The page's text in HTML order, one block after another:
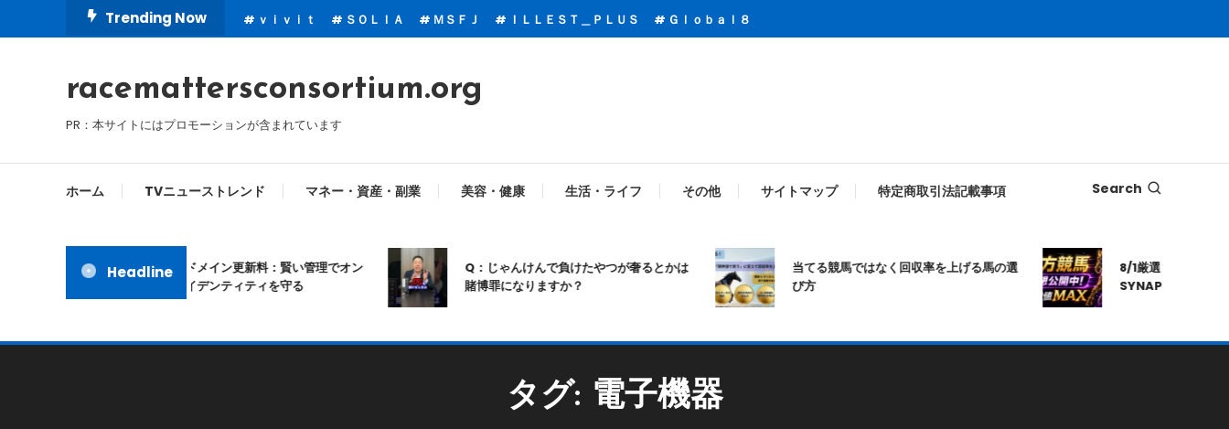
To
Trending Now ｖｉｖｉｔ ＳＯＬＩＡ ＭＳＦＪ ＩＬＬＥＳＴ＿ＰＬＵＳ Ｇｌｏｂａｌ８
racemattersconsortium.org
PR：本サイトにはプロモーションが含まれています
ホーム TVニューストレンド マネー・資産・副業 美容・健康 生活・ライフ その他 サイトマップ 特定商取引法記載事項 Search
Headline
ムームードメイン更新料：賢い管理でオン
ラインアイデンティティを守る
Q：じゃんけんで負けたやつが奢るとかは
賭博罪になりますか？
当てる競馬ではなく回収率を上げる馬の選
び方
8/1厳選｜高知10R｜
SYNAPSE｜シナプ
タグ: 電子機器